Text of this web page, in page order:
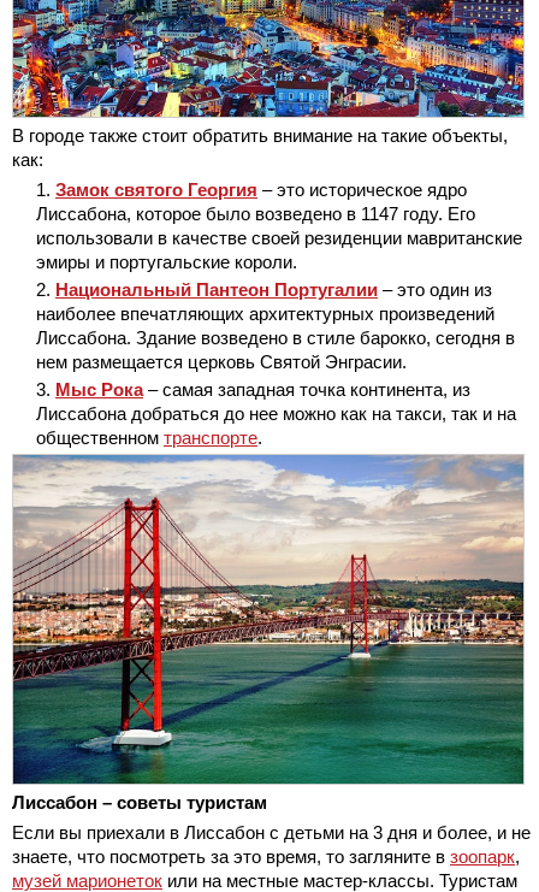
В городе также стоит обратить внимание на такие объекты,
как:
Замок святого Георгия – это историческое ядро
Лиссабона, которое было возведено в 1147 году. Его
использовали в качестве своей резиденции мавританские
эмиры и португальские короли.
Национальный Пантеон Португалии – это один из
наиболее впечатляющих архитектурных произведений
Лиссабона. Здание возведено в стиле барокко, сегодня в
нем размещается церковь Святой Энграсии.
Мыс Рока– самая западная точка континента, из
Лиссабона добраться до нее можно как на такси, так и на
общественном транспорте.
Лиссабон – советы туристам
Если вы приехали в Лиссабон с детьми на 3 дня и более, и не
знаете, что посмотреть за это время, то загляните в зоопарк,
музей марионеток или на местные мастер-классы. Туристам